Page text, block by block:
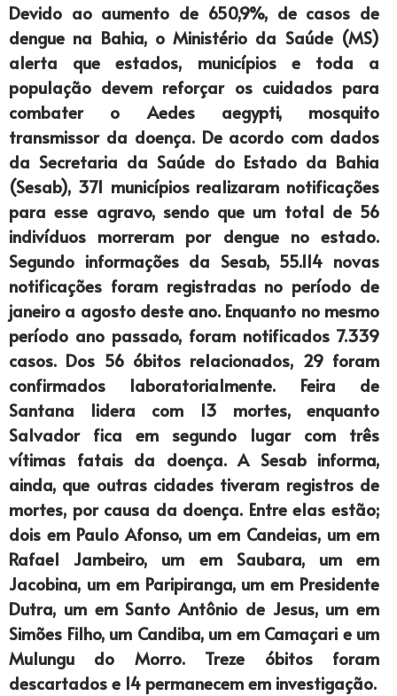
Devido ao aumento de 650,9%, de casos de
dengue na Bahia, o Ministério da Saúde (MS)
alerta que estados, municípios e toda a
população devem reforçar os cuidados para
combater o Aedes aegypti, mosquito
transmissor da doença. De acordo com dados
da Secretaria da Saúde do Estado da Bahia
(Sesab), 371 municípios realizaram notificações
para esse agravo, sendo que um total de 56
indivíduos morreram por dengue no estado.
Segundo informações da Sesab, 55.114 novas
notificações foram registradas no período de
janeiro a agosto deste ano. Enquanto no mesmo
período ano passado, foram notificados 7.339
casos. Dos 56 óbitos relacionados, 29 foram
confirmados laboratorialmente. Feira de
Santana lidera com 13 mortes, enquanto
Salvador fica em segundo lugar com três
vítimas fatais da doença. A Sesab informa,
ainda, que outras cidades tiveram registros de
mortes, por causa da doença. Entre elas estão;
dois em Paulo Afonso, um em Candeias, um em
Rafael Jambeiro, um em Saubara, um em
Jacobina, um em Paripiranga, um em Presidente
Dutra, um em Santo Antônio de Jesus, um em
Simões Filho, um Candiba, um em Camaçari e um
Mulungu do Morro. Treze óbitos foram
descartados e 14 permanecem em investigação.